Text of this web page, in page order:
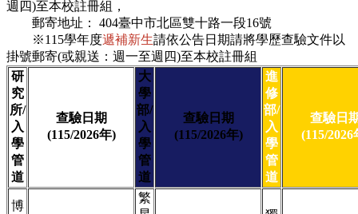
週四)至本校註冊組，
郵寄地址： 404臺中市北區雙十路一段16號
※115學年度遞補新生請依公告日期請將學歷查驗文件以
掛號郵寄(或親送：週一至週四)至本校註冊組
研
究
所/
入
學
管
道
查驗日期
(115/2026年)
大
學
部/
入
學
管
道
查驗日期
(115/2026年)
進
修
部/
入
學
管
道
查驗日
(115/2026
博
繁